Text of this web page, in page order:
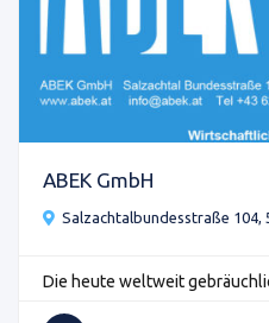
ABEK GmbH
Salzachtalbundesstraße 104,
Die heute weltweit